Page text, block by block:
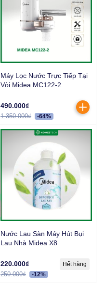
Máy Lọc Nước Trực Tiếp Tại
Vòi Midea MC122-2
490.000₫
1.350.000₫ -64%
Nước Lau Sàn Máy Hút Bụi
Lau Nhà Midea X8
220.000₫
250.000₫ -12%
Hết hàng